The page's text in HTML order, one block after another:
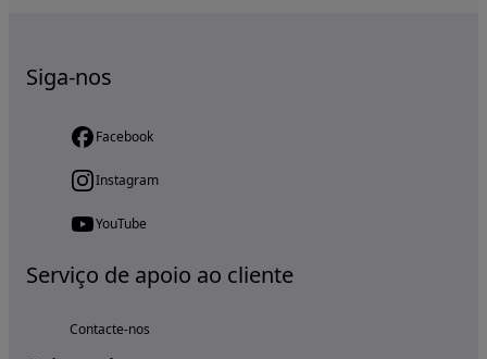
Siga-nos
Facebook
Instagram
YouTube
Serviço de apoio ao cliente
Contacte-nos